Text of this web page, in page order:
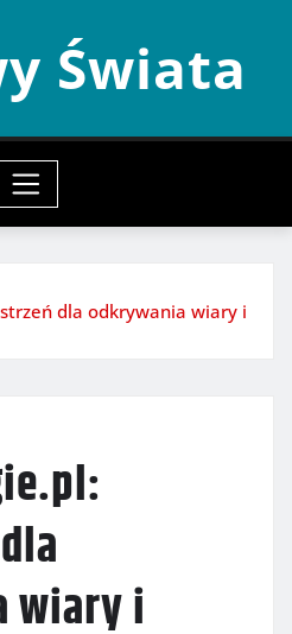
Świata
dla odkrywania wiary i
wiary i